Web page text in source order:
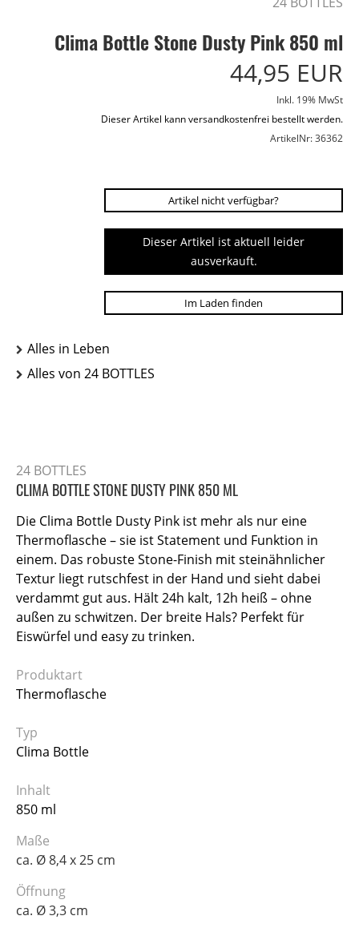
Clima Bottle Stone Dusty Pink 850 ml
44,95 EUR
Inkl. 19% MwSt
Dieser Artikel kann versandkostenfrei bestellt werden.
ArtikelNr: 36362
Artikel nicht verfügbar?
Dieser Artikel ist aktuell leider
ausverkauft.
Im Laden finden
Alles in Leben
Alles von 24 BOTTLES
24 BOTTLES
CLIMA BOTTLE STONE DUSTY PINK 850 ML
Die Clima Bottle Dusty Pink ist mehr als nur eine
Thermoflasche – sie ist Statement und Funktion in
einem. Das robuste Stone-Finish mit steinähnlicher
Textur liegt rutschfest in der Hand und sieht dabei
verdammt gut aus. Hält 24h kalt, 12h heiß – ohne
außen zu schwitzen. Der breite Hals? Perfekt für
Eiswürfel und easy zu trinken.
Produktart
Thermoflasche
Typ
Clima Bottle
Inhalt
850 ml
Maße
ca. Ø 8,4 x 25 cm
Öffnung
ca. Ø 3,3 cm